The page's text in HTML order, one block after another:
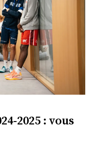
2025 : vous